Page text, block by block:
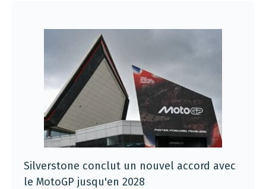
Silverstone conclut un nouvel accord avec
le MotoGP jusqu'en 2028